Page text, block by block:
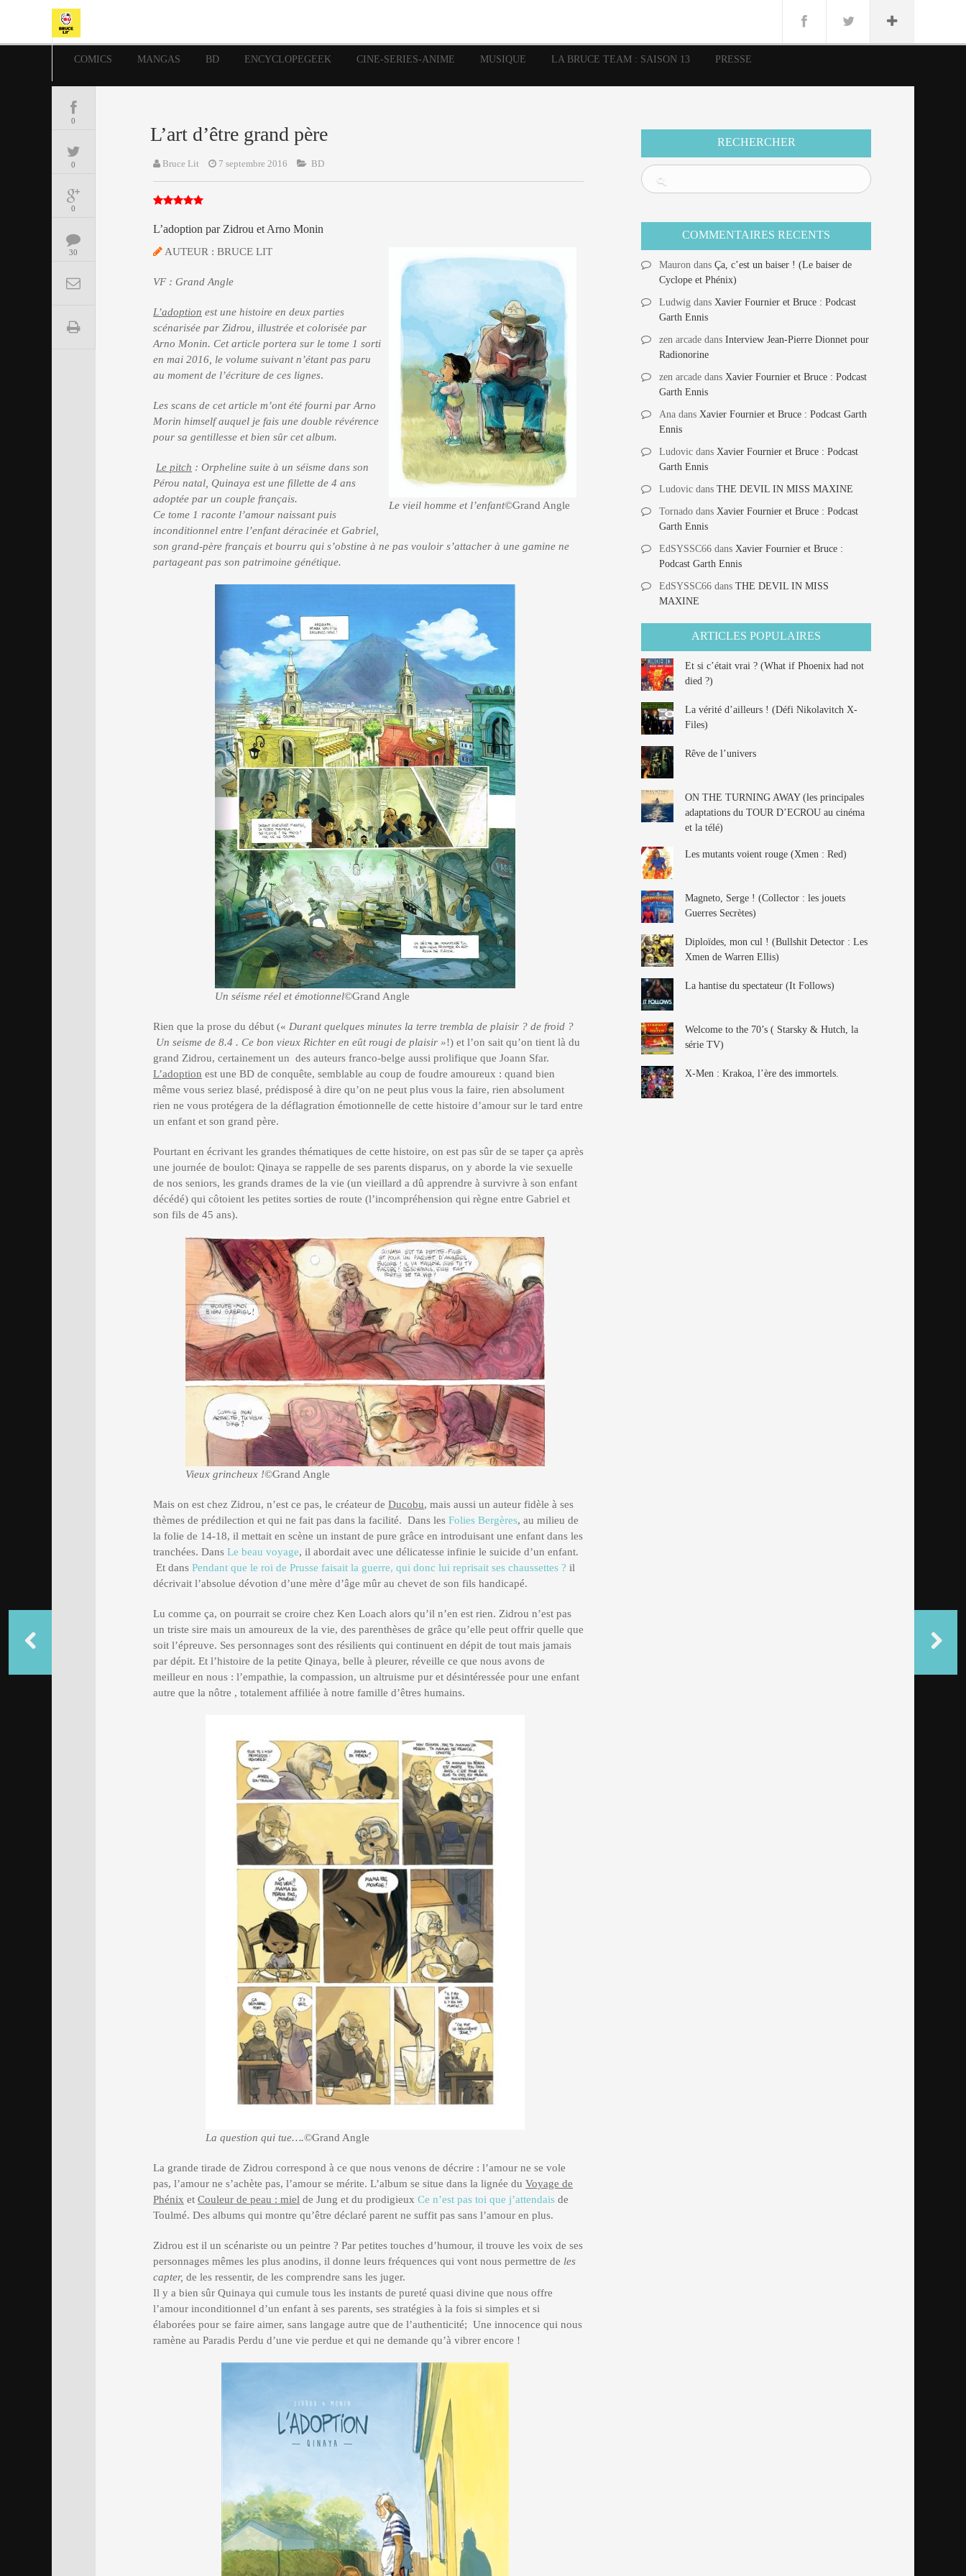
COMICS MANGAS BD ENCYCLOPEGEEK CINE-SERIES-ANIME MUSIQUE LA BRUCE TEAM : SAISON 13 PRESSE
0
0
0
30
L’art d’être grand père
Bruce Lit 7 septembre 2016 BD
L’adoption par Zidrou et Arno Monin
Le vieil homme et l’enfant©Grand Angle
AUTEUR : BRUCE LIT
VF : Grand Angle
L’adoption est une histoire en deux parties
scénarisée par Zidrou, illustrée et colorisée par
Arno Monin. Cet article portera sur le tome 1 sorti
en mai 2016, le volume suivant n’étant pas paru
au moment de l’écriture de ces lignes.
Les scans de cet article m’ont été fourni par Arno
Morin himself auquel je fais une double révérence
pour sa gentillesse et bien sûr cet album.
Le pitch : Orpheline suite à un séisme dans son
Pérou natal, Quinaya est une fillette de 4 ans
adoptée par un couple français.
Ce tome 1 raconte l’amour naissant puis
inconditionnel entre l’enfantdéracinée et Gabriel,
son grand-père français et bourru qui s’obstine à ne pas vouloir s’attacher à une gamine ne
partageant pas son patrimoine génétique.
Un séisme réel et émotionnel©Grand Angle
Rien que la prose du début (« Durant quelques minutes la terre trembla de plaisir ? de froid ?
Un seisme de 8.4 . Ce bon vieux Richter en eût rougi de plaisir »!) et l’on sait qu’on tient là du
grand Zidrou, certainement un des auteurs franco-belge aussi prolifique que Joann Sfar.
L’adoption est une BD de conquête, semblable au coup de foudre amoureux : quand bien
même vous seriez blasé, prédisposé à dire qu’on ne peut plus vous la faire, rien absolument
rien ne vous protégera de la déflagration émotionnelle de cette histoire d’amour sur le tard entre
un enfant et son grand père.
Pourtant en écrivant les grandes thématiques de cette histoire, on est pas sûr de se taper ça après
une journée de boulot: Qinaya se rappelle de ses parents disparus, on y aborde la vie sexuelle
de nos seniors, les grands drames de la vie (un vieillard a dû apprendre à survivre à son enfant
décédé) qui côtoient les petites sorties de route (l’incompréhension qui règne entre Gabriel et
son fils de 45 ans).
Vieux grincheux !©Grand Angle
Mais on est chez Zidrou, n’est ce pas, le créateur de Ducobu, mais aussi un auteur fidèle à ses
thèmes de prédilection et qui ne fait pas dans la facilité. Dans les Folies Bergères, au milieu de
la folie de 14-18, il mettait en scène un instant de pure grâce en introduisant une enfant dans les
tranchées. Dans Le beau voyage, il abordait avec une délicatesse infinie le suicide d’un enfant.
Et dans Pendant que le roi de Prusse faisait la guerre, qui donc lui reprisait ses chaussettes ? il
décrivait l’absolue dévotion d’une mère d’âge mûr au chevet de son fils handicapé.
Lu comme ça, on pourrait se croire chez Ken Loach alors qu’il n’en est rien. Zidrou n’est pas
un triste sire mais un amoureux de la vie, des parenthèses de grâce qu’elle peut offrir quelle que
soit l’épreuve. Ses personnages sont des résilients qui continuent en dépit de tout mais jamais
par dépit. Et l’histoire de la petite Qinaya, belle à pleurer, réveille ce que nous avons de
meilleur en nous : l’empathie, la compassion, un altruisme pur et désintéressée pour une enfant
autre que la nôtre , totalement affiliée à notre famille d’êtres humains.
La question qui tue….©Grand Angle
La grande tirade de Zidrou correspond à ce que nous venons de décrire : l’amour ne se vole
pas, l’amour ne s’achète pas, l’amour se mérite. L’album se situe dans la lignée du Voyage de
Phénix et Couleur de peau : miel de Jung et du prodigieux Ce n’est pas toi que j’attendais de
Toulmé. Des albums qui montre qu’être déclaré parent ne suffit pas sans l’amour en plus.
Zidrou est il un scénariste ou un peintre ? Par petites touches d’humour, il trouve les voix de ses
personnages mêmes les plus anodins, il donne leurs fréquences qui vont nous permettre de les
capter, de les ressentir, de les comprendre sans les juger.
Il y a bien sûr Quinaya qui cumule tous les instants de pureté quasi divine que nous offre
l’amour inconditionnel d’un enfant à ses parents, ses stratégies à la fois si simples et si
élaborées pour se faire aimer, sans langage autre que de l’authenticité; Une innocence qui nous
ramène au Paradis Perdu d’une vie perdue et qui ne demande qu’à vibrer encore !
RECHERCHER
COMMENTAIRES RECENTS
Mauron dansÇa, c’est un baiser ! (Le baiser de
Cyclope et Phénix)
Ludwig dansXavier Fournier et Bruce : Podcast
Garth Ennis
zen arcade dansInterview Jean-Pierre Dionnet pour
Radionorine
zen arcade dansXavier Fournier et Bruce : Podcast
Garth Ennis
Ana dansXavier Fournier et Bruce : Podcast Garth
Ennis
Ludovic dansXavier Fournier et Bruce : Podcast
Garth Ennis
Ludovic dansTHE DEVIL IN MISS MAXINE
Tornado dansXavier Fournier et Bruce : Podcast
Garth Ennis
EdSYSSC66 dansXavier Fournier et Bruce :
Podcast Garth Ennis
EdSYSSC66 dansTHE DEVIL IN MISS
MAXINE
ARTICLES POPULAIRES
Et si c’était vrai ? (What if Phoenix had not
died ?)
La vérité d’ailleurs ! (Défi Nikolavitch X-
Files)
Rêve de l’univers
ON THE TURNING AWAY (les principales
adaptations du TOUR D’ECROU au cinéma
et la télé)
Les mutants voient rouge (Xmen : Red)
Magneto, Serge ! (Collector : les jouets
Guerres Secrètes)
Diploïdes, mon cul ! (Bullshit Detector : Les
Xmen de Warren Ellis)
La hantise du spectateur (It Follows)
Welcome to the 70’s ( Starsky & Hutch, la
série TV)
X-Men : Krakoa, l’ère des immortels.
Mangas Marvel Mattie boy Musique
Panini Présence
Punisher Rock Semic Special Guest Spidey Superman